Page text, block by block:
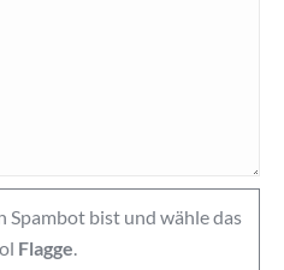
Spambot bist und wähle das
Flagge.